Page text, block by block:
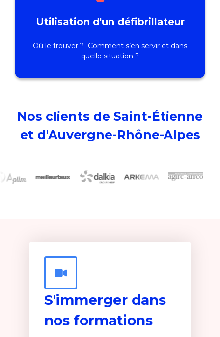
Utilisation d'un défibrillateur
Où le trouver ? Comment s’en servir et dans
quelle situation ?
Nos clients de Saint-Étienne
et d'Auvergne-Rhône-Alpes
S'immerger dans
nos formations